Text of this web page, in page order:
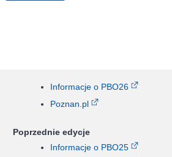
Informacje o PBO26
Poznan.pl
Poprzednie edycje
Informacje o PBO25